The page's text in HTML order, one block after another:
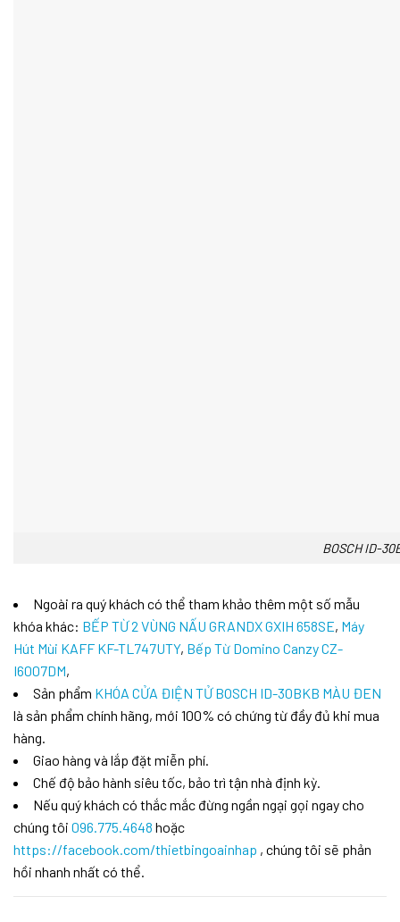
BOSCH ID-
Ngoài ra quý khách có thể tham khảo thêm một số mẫu
khóa khác: BẾP TỪ 2 VÙNG NẤU GRANDX GXIH 658SE, Máy
Hút Mùi KAFF KF-TL747UTY, Bếp Từ Domino Canzy CZ-
I6007DM,
Sản phẩm KHÓA CỬA ĐIỆN TỬ BOSCH ID-30BKB MÀU ĐEN
là sản phẩm chính hãng, mới 100% có chứng từ đầy đủ khi mua
hàng.
Giao hàng và lắp đặt miễn phí.
Chế độ bảo hành siêu tốc, bảo trì tận nhà định kỳ.
Nếu quý khách có thắc mắc đừng ngần ngại gọi ngay cho
chúng tôi 096.775.4648 hoặc
https://facebook.com/thietbingoainhap , chúng tôi sẽ phản
hồi nhanh nhất có thể.